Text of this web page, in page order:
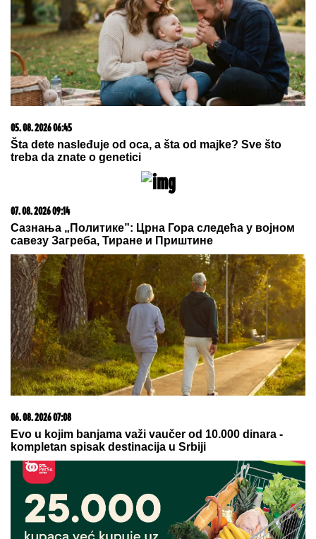
usta: Potresno iskustvo žene iz vrtića za Mame
Novine: "Srbi na meti starih verskih mržnji";
08. 08. 2026 16:10
Zašto je važno ići na liturgiju: Nedeljom se porodica